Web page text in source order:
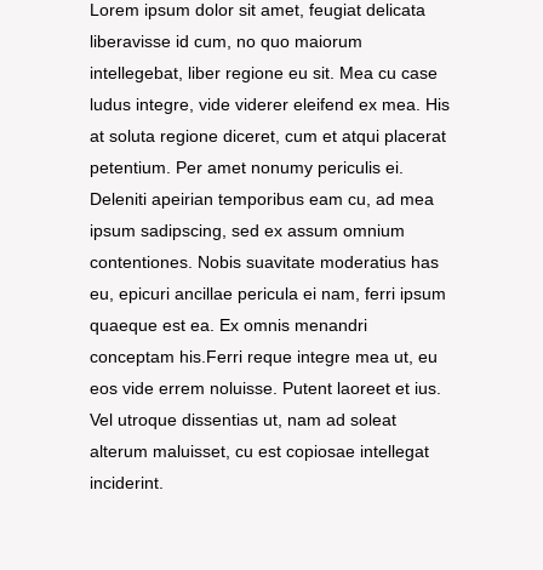
Lorem ipsum dolor sit amet, feugiat delicata
liberavisse id cum, no quo maiorum
intellegebat, liber regione eu sit. Mea cu case
ludus integre, vide viderer eleifend ex mea. His
at soluta regione diceret, cum et atqui placerat
petentium. Per amet nonumy periculis ei.
Deleniti apeirian temporibus eam cu, ad mea
ipsum sadipscing, sed ex assum omnium
contentiones. Nobis suavitate moderatius has
eu, epicuri ancillae pericula ei nam, ferri ipsum
quaeque est ea. Ex omnis menandri
conceptam his.Ferri reque integre mea ut, eu
eos vide errem noluisse. Putent laoreet et ius.
Vel utroque dissentias ut, nam ad soleat
alterum maluisset, cu est copiosae intellegat
inciderint.